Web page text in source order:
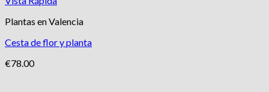
Plantas en Valencia
Cesta de flor y planta
€78.00